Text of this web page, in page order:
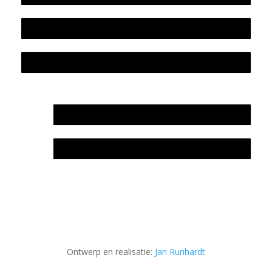
Ontwerp en realisatie: Jan Runhardt